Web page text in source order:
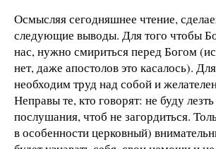
Осмысляя сегодняшнее чтение,
следующие выводы. Для того чтобы
нас, нужно смириться перед Богом
нет, даже апостолов это касалось).
необходим труд над собой и
Неправы те, кто говорят: не буду
послушания, чтоб не загордиться.
в особенности церковный)